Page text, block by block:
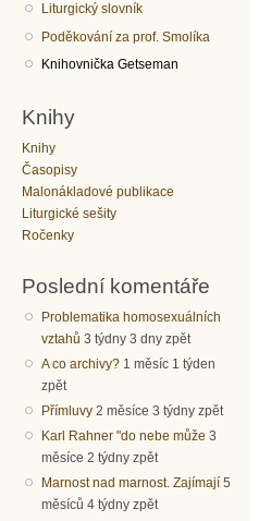
Liturgický slovník
Poděkování za prof. Smolíka
Knihovnička Getseman
Knihy
Knihy
Časopisy
Malonákladové publikace
Liturgické sešity
Ročenky
Poslední komentáře
Problematika homosexuálních
vztahů 3 týdny 3 dny zpět
A co archivy? 1 měsíc 1 týden
zpět
Přímluvy 2 měsíce 3 týdny zpět
Karl Rahner "do nebe může 3
měsíce 2 týdny zpět
Marnost nad marnost. Zajímají 5
měsíců 4 týdny zpět